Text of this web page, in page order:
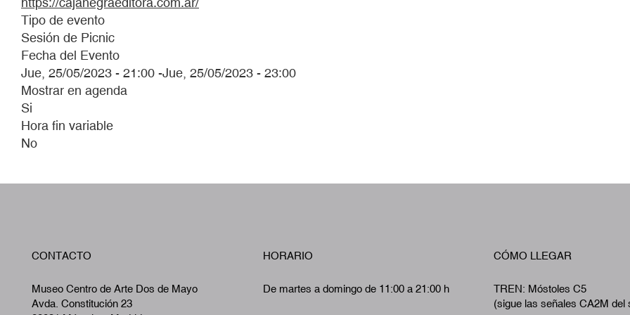
Tipo de evento
Sesión de Picnic
Fecha del Evento
Jue, 25/05/2023 - 21:00 -Jue, 25/05/2023 - 23:00
Mostrar en agenda
Si
Hora fin variable
No
CONTACTO
Museo Centro de Arte Dos de Mayo
Avda. Constitución 23
HORARIO
De martes a domingo de 11:00 a 21:00 h
CÓMO LLEGAR
TREN: Móstoles C5
(sigue las señales CA2M del